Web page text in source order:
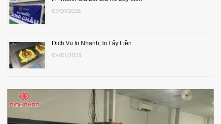
07/01/2025
Dịch Vụ In Nhanh, In Lấy Liền
04/01/2025